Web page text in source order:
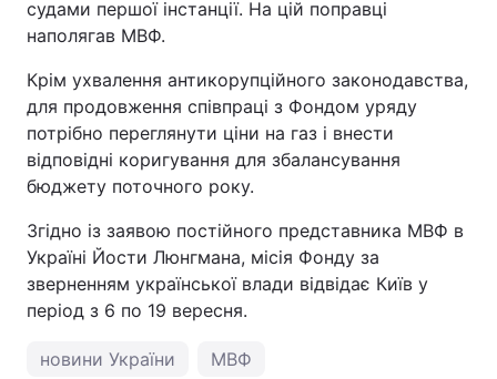
судами першої інстанції. На цій поправці
наполягав МВФ.
Крім ухвалення антикорупційного законодавства,
для продовження співпраці з Фондом уряду
потрібно переглянути ціни на газ і внести
відповідні коригування для збалансування
бюджету поточного року.
Згідно із заявою постійного представника МВФ в
Україні Йости Люнгмана, місія Фонду за
зверненням української влади відвідає Київ у
період з 6 по 19 вересня.
новини України МВФ